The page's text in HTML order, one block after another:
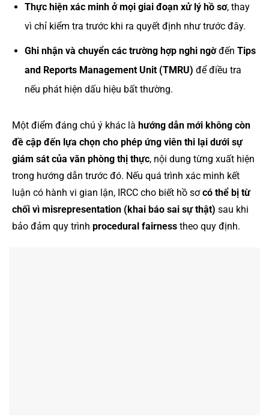
Thực hiện xác minh ở mọi giai đoạn xử lý hồ sơ, thay
vì chỉ kiểm tra trước khi ra quyết định như trước đây.
Ghi nhận và chuyển các trường hợp nghi ngờđến Tips
and Reports Management Unit (TMRU) để điều tra
nếu phát hiện dấu hiệu bất thường.
Một điểm đáng chú ý khác là hướng dẫn mới không còn
đề cập đến lựa chọn cho phép ứng viên thi lại dưới sự
giám sát của văn phòng thị thực, nội dung từng xuất hiện
trong hướng dẫn trước đó. Nếu quá trình xác minh kết
luận có hành vi gian lận, IRCC cho biết hồ sơcó thể bị từ
chối vì misrepresentation (khai báo sai sự thật) sau khi
bảo đảm quy trình procedural fairness theo quy định.